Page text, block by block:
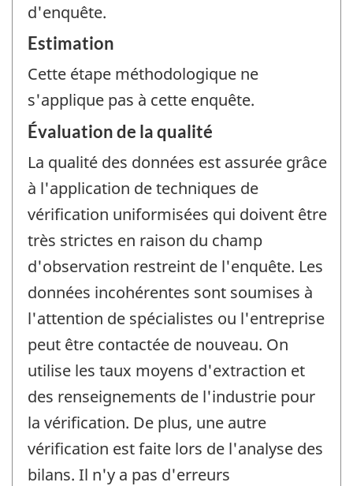
d'enquête.
Estimation
Cette étape méthodologique ne
s'applique pas à cette enquête.
Évaluation de la qualité
La qualité des données est assurée grâce
à l'application de techniques de
vérification uniformisées qui doivent être
très strictes en raison du champ
d'observation restreint de l'enquête. Les
données incohérentes sont soumises à
l'attention de spécialistes ou l'entreprise
peut être contactée de nouveau. On
utilise les taux moyens d'extraction et
des renseignements de l'industrie pour
la vérification. De plus, une autre
vérification est faite lors de l'analyse des
bilans. Il n'y a pas d'erreurs